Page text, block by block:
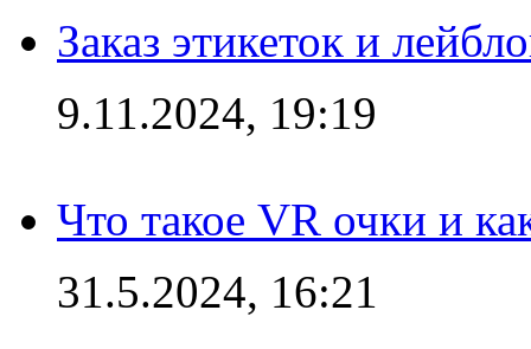
Заказ этикеток и
9.11.2024, 19:19
Что такое VR очки и
31.5.2024, 16:21